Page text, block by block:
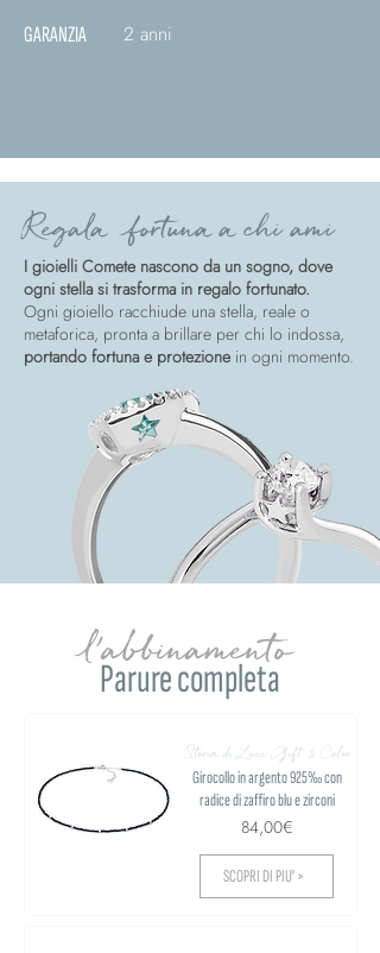
GARANZIA 2 anni
Regala fortuna a chi ami
I gioielli Comete nascono da un sogno, dove
ogni stella si trasforma in regalo fortunato.
Ogni gioiello racchiude una stella, reale o
metaforica, pronta a brillare per chi lo indossa,
portando fortuna e protezione in ogni momento.
Parure completa
l'abbinamento
Storia di Luce Gift & Color
Girocollo in argento 925‰ con
radice di zaffiro blu e zirconi
84,00€
SCOPRI DI PIU' >